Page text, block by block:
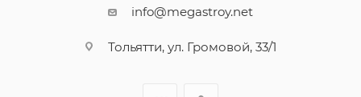
info@megastroy.net
Тольятти, ул. Громовой, 33/1